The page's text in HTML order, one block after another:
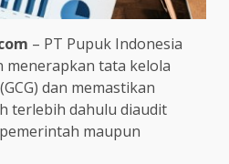
– PT Pupuk Indonesia
menerapkan tata kelola
dan memastikan
terlebih dahulu diaudit
maupun